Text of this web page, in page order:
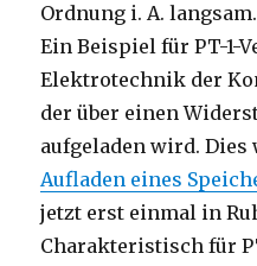
Ordnung i. A. langsam.
Ein Beispiel für PT-1-
Elektrotechnik der
der über einen
aufgeladen wird.
Aufladen eines
jetzt erst einmal in
Charakteristisch für